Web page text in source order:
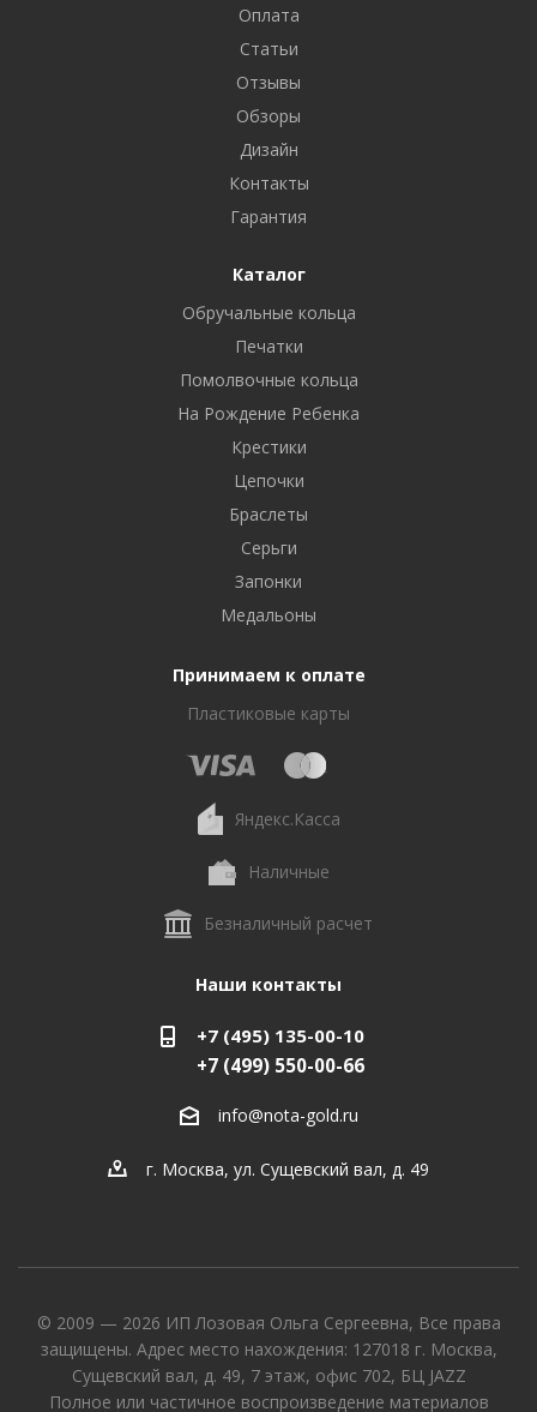
Оплата
Статьи
Отзывы
Обзоры
Дизайн
Контакты
Гарантия
Каталог
Обручальные кольца
Печатки
Помолвочные кольца
На Рождение Ребенка
Крестики
Цепочки
Браслеты
Серьги
Запонки
Медальоны
Принимаем к оплате
Пластиковые карты
Яндекс.Касса
Наличные
Безналичный расчет
Наши контакты
+7 (495) 135-00-10
+7 (499) 550-00-66
info@nota-gold.ru
г. Москва, ул. Сущевский вал, д. 49
© 2009 — 2026 ИП Лозовая Ольга Сергеевна, Все права
защищены. Адрес место нахождения: 127018 г. Москва,
Сущевский вал, д. 49, 7 этаж, офис 702, БЦ JAZZ
Полное или частичное воспроизведение материалов